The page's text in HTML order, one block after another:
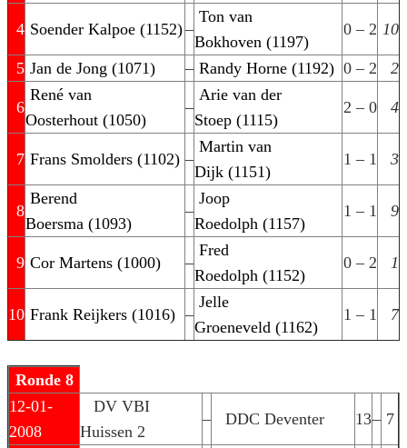
4 Soender Kalpoe (1152)–
Ton van
Bokhoven (1197)
0 – 2 10
5 Jan de Jong (1071) – Randy Horne (1192) 0 – 2 2
6
René van
Oosterhout (1050)
–
Arie van der
Stoep (1115)
2 – 0 4
7 Frans Smolders (1102) –
Martin van
Dijk (1151)
1 – 1 3
8
Berend
Boersma (1093)
–
Joop
Roedolph (1157)
1 – 1 9
9 Cor Martens (1000) –
Fred
Roedolph (1152)
0 – 2 1
10 Frank Reijkers (1016) –
Jelle
Groeneveld (1162)
1 – 1 7
Ronde 8
12-01-
2008
DV VBI
Huissen 2
– DDC Deventer 13– 7